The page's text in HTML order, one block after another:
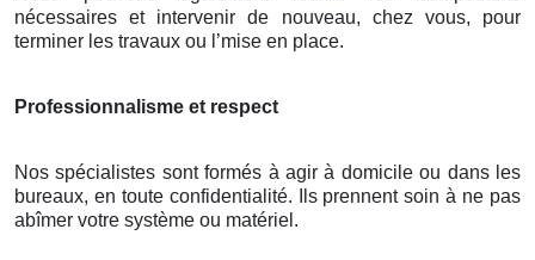
nécessaires et intervenir de nouveau, chez vous, pour
terminer les travaux ou l’mise en place.
Professionnalisme et respect
Nos spécialistes sont formés à agir à domicile ou dans les
bureaux, en toute confidentialité. Ils prennent soin à ne pas
abîmer votre système ou matériel.